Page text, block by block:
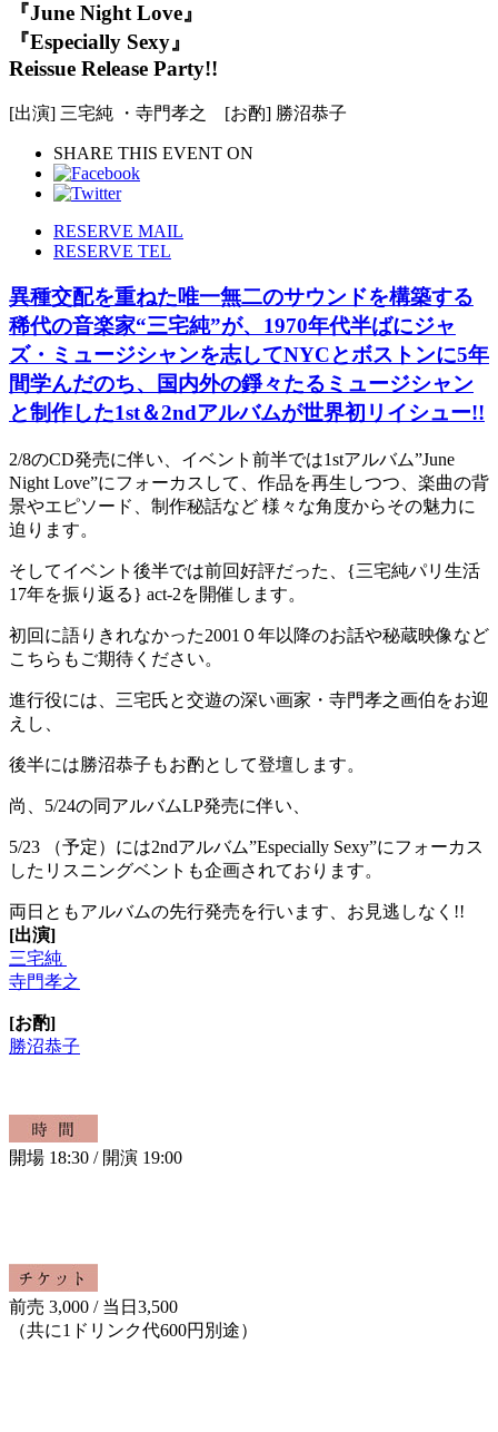
『June Night Love』
『Especially Sexy』
Reissue Release Party!!
[出演] 三宅純 ・寺門孝之 [お酌] 勝沼恭子
SHARE THIS EVENT ON
RESERVE MAIL
RESERVE TEL
異種交配を重ねた唯一無二のサウンドを構築する
稀代の音楽家“三宅純”が、1970年代半ばにジャ
ズ・ミュージシャンを志してNYCとボストンに5年
間学んだのち、国内外の錚々たるミュージシャン
と制作した1st＆2ndアルバムが世界初リイシュー!!
2/8のCD発売に伴い、イベント前半では1stアルバム”June
Night Love”にフォーカスして、作品を再生しつつ、楽曲の背
景やエピソード、制作秘話など 様々な角度からその魅力に
迫ります。
そしてイベント後半では前回好評だった、{三宅純パリ生活
17年を振り返る} act-2を開催します。
初回に語りきれなかった2001０年以降のお話や秘蔵映像など
こちらもご期待ください。
進行役には、三宅氏と交遊の深い画家・寺門孝之画伯をお迎
えし、
後半には勝沼恭子もお酌として登壇します。
尚、5/24の同アルバムLP発売に伴い、
5/23 （予定）には2ndアルバム”Especially Sexy”にフォーカス
したリスニングベントも企画されております。
両日ともアルバムの先行発売を行います、お見逃しなく!!
[出演]
三宅純
寺門孝之
[お酌]
勝沼恭子
開場 18:30 / 開演 19:00
前売 3,000 / 当日3,500
（共に1ドリンク代600円別途）